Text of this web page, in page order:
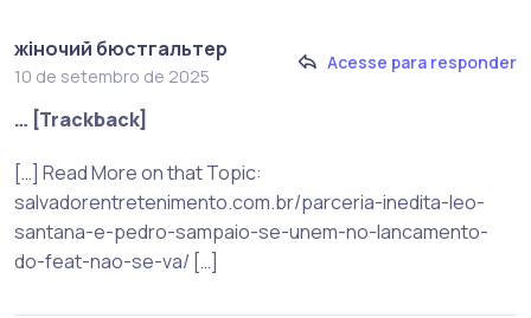
жіночий бюстгальтер
10 de setembro de 2025
Acesse para responder
… [Trackback]
[…] Read More on that Topic:
salvadorentretenimento.com.br/parceria-inedita-leo-
santana-e-pedro-sampaio-se-unem-no-lancamento-
do-feat-nao-se-va/ […]